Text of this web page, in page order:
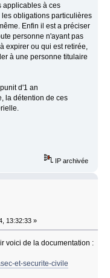
applicables à ces
obligations particulières
Enfin il est a préciser
personne n'ayant pas
expirer ou qui est retirée,
à une personne titulaire
d'1 an
la détention de ces
IP archivée
13:32:33 »
voici de la documentation :
et-securite-civile